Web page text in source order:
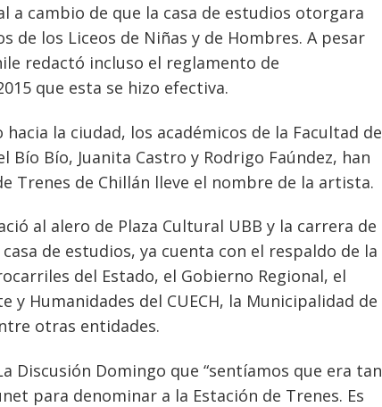
a cambio de que la casa de estudios otorgara
de los Liceos de Niñas y de Hombres. A pesar
redactó incluso el reglamento de
que esta se hizo efectiva.
la ciudad, los académicos de la Facultad de
Bío Bío, Juanita Castro y Rodrigo Faúndez, han
Trenes de Chillán lleve el nombre de la artista.
al alero de Plaza Cultural UBB y la carrera de
de estudios, ya cuenta con el respaldo de la
del Estado, el Gobierno Regional, el
Humanidades del CUECH, la Municipalidad de
otras entidades.
Discusión Domingo que “sentíamos que era tan
para denominar a la Estación de Trenes. Es